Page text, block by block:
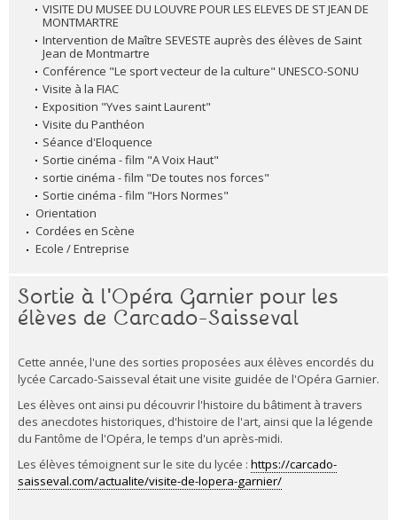
VISITE DU MUSEE DU LOUVRE POUR LES ELEVES DE ST JEAN DE
MONTMARTRE
Intervention de Maître SEVESTE auprès des élèves de Saint
Jean de Montmartre
Conférence "Le sport vecteur de la culture" UNESCO-SONU
Visite à la FIAC
Exposition "Yves saint Laurent"
Visite du Panthéon
Séance d'Eloquence
Sortie cinéma - film "A Voix Haut"
sortie cinéma - film "De toutes nos forces"
Sortie cinéma - film "Hors Normes"
Orientation
Cordées en Scène
Ecole / Entreprise
Sortie à l'Opéra Garnier pour les
élèves de Carcado-Saisseval
Cette année, l'une des sorties proposées aux élèves encordés du
lycée Carcado-Saisseval était une visite guidée de l'Opéra Garnier.
Les élèves ont ainsi pu découvrir l'histoire du bâtiment à travers
des anecdotes historiques, d'histoire de l'art, ainsi que la légende
du Fantôme de l'Opéra, le temps d'un après-midi.
Les élèves témoignent sur le site du lycée : https://carcado-
saisseval.com/actualite/visite-de-lopera-garnier/